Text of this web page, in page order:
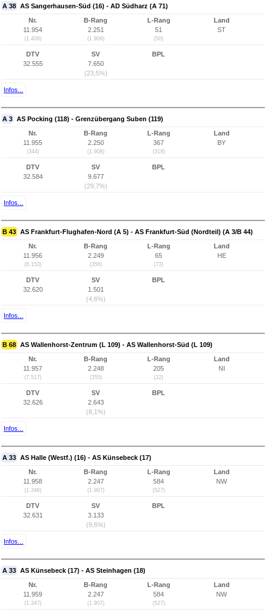
A 38 AS Sangerhausen-Süd (16) - AD Südharz (A 71)
Nr.
11.954
(1.409)
B-Rang
2.251
(1.909)
L-Rang
51
(50)
Land
ST
DTV
32.555
SV
7.650
(23,5%)
BPL
Infos...
A 3 AS Pocking (118) - Grenzübergang Suben (119)
Nr.
11.955
(344)
B-Rang
2.250
(1.908)
L-Rang
367
(319)
Land
BY
DTV
32.584
SV
9.677
(29,7%)
BPL
Infos...
B 43 AS Frankfurt-Flughafen-Nord (A 5) - AS Frankfurt-Süd (Nordteil) (A 3/B 44)
Nr.
11.956
(6.153)
B-Rang
2.249
(356)
L-Rang
65
(73)
Land
HE
DTV
32.620
SV
1.501
(4,6%)
BPL
Infos...
B 68 AS Wallenhorst-Zentrum (L 109) - AS Wallenhorst-Süd (L 109)
Nr.
11.957
(7.517)
B-Rang
2.248
(355)
L-Rang
205
(22)
Land
NI
DTV
32.626
SV
2.643
(8,1%)
BPL
Infos...
A 33 AS Halle (Westf.) (16) - AS Künsebeck (17)
Nr.
11.958
(1.346)
B-Rang
2.247
(1.907)
L-Rang
584
(527)
Land
NW
DTV
32.631
SV
3.133
(9,6%)
BPL
Infos...
A 33 AS Künsebeck (17) - AS Steinhagen (18)
Nr.
11.959
(1.347)
B-Rang
2.247
(1.907)
L-Rang
584
(527)
Land
NW